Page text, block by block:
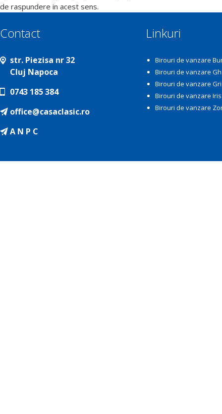
de raspundere in acest sens.
Contact
str. Piezisa nr 32
Cluj Napoca
0743 185 384
office@casaclasic.ro
A N P C
Linkuri
Birouri de vanzare
Birouri de vanzare
Birouri de vanzare
Birouri de vanzare Iris
Birouri de vanzare